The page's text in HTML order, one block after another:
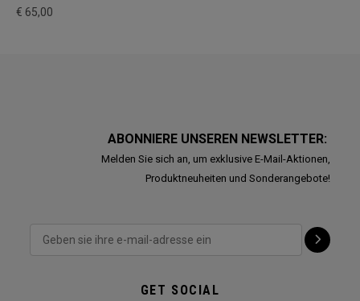
€ 65,00
ABONNIERE UNSEREN NEWSLETTER:
Melden Sie sich an, um exklusive E-Mail-Aktionen,
Produktneuheiten und Sonderangebote!
GET SOCIAL